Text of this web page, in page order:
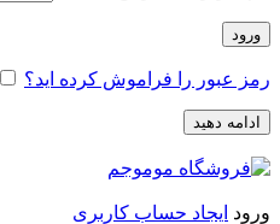
ورود
رمز عبور را فراموش کرده اید؟
ادامه دهید
ورود ایجاد حساب کاربری